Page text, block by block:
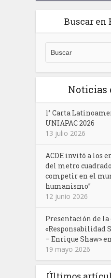
Buscar en
Noticias
1° Carta
UNIAPAC 2026
13 julio 2026
ACDE invitó a los
del metro
competir en el
humanismo”
12 junio 2026
Presentación de
«Responsabilidad
– Enrique Shaw»
19 mayo 2026